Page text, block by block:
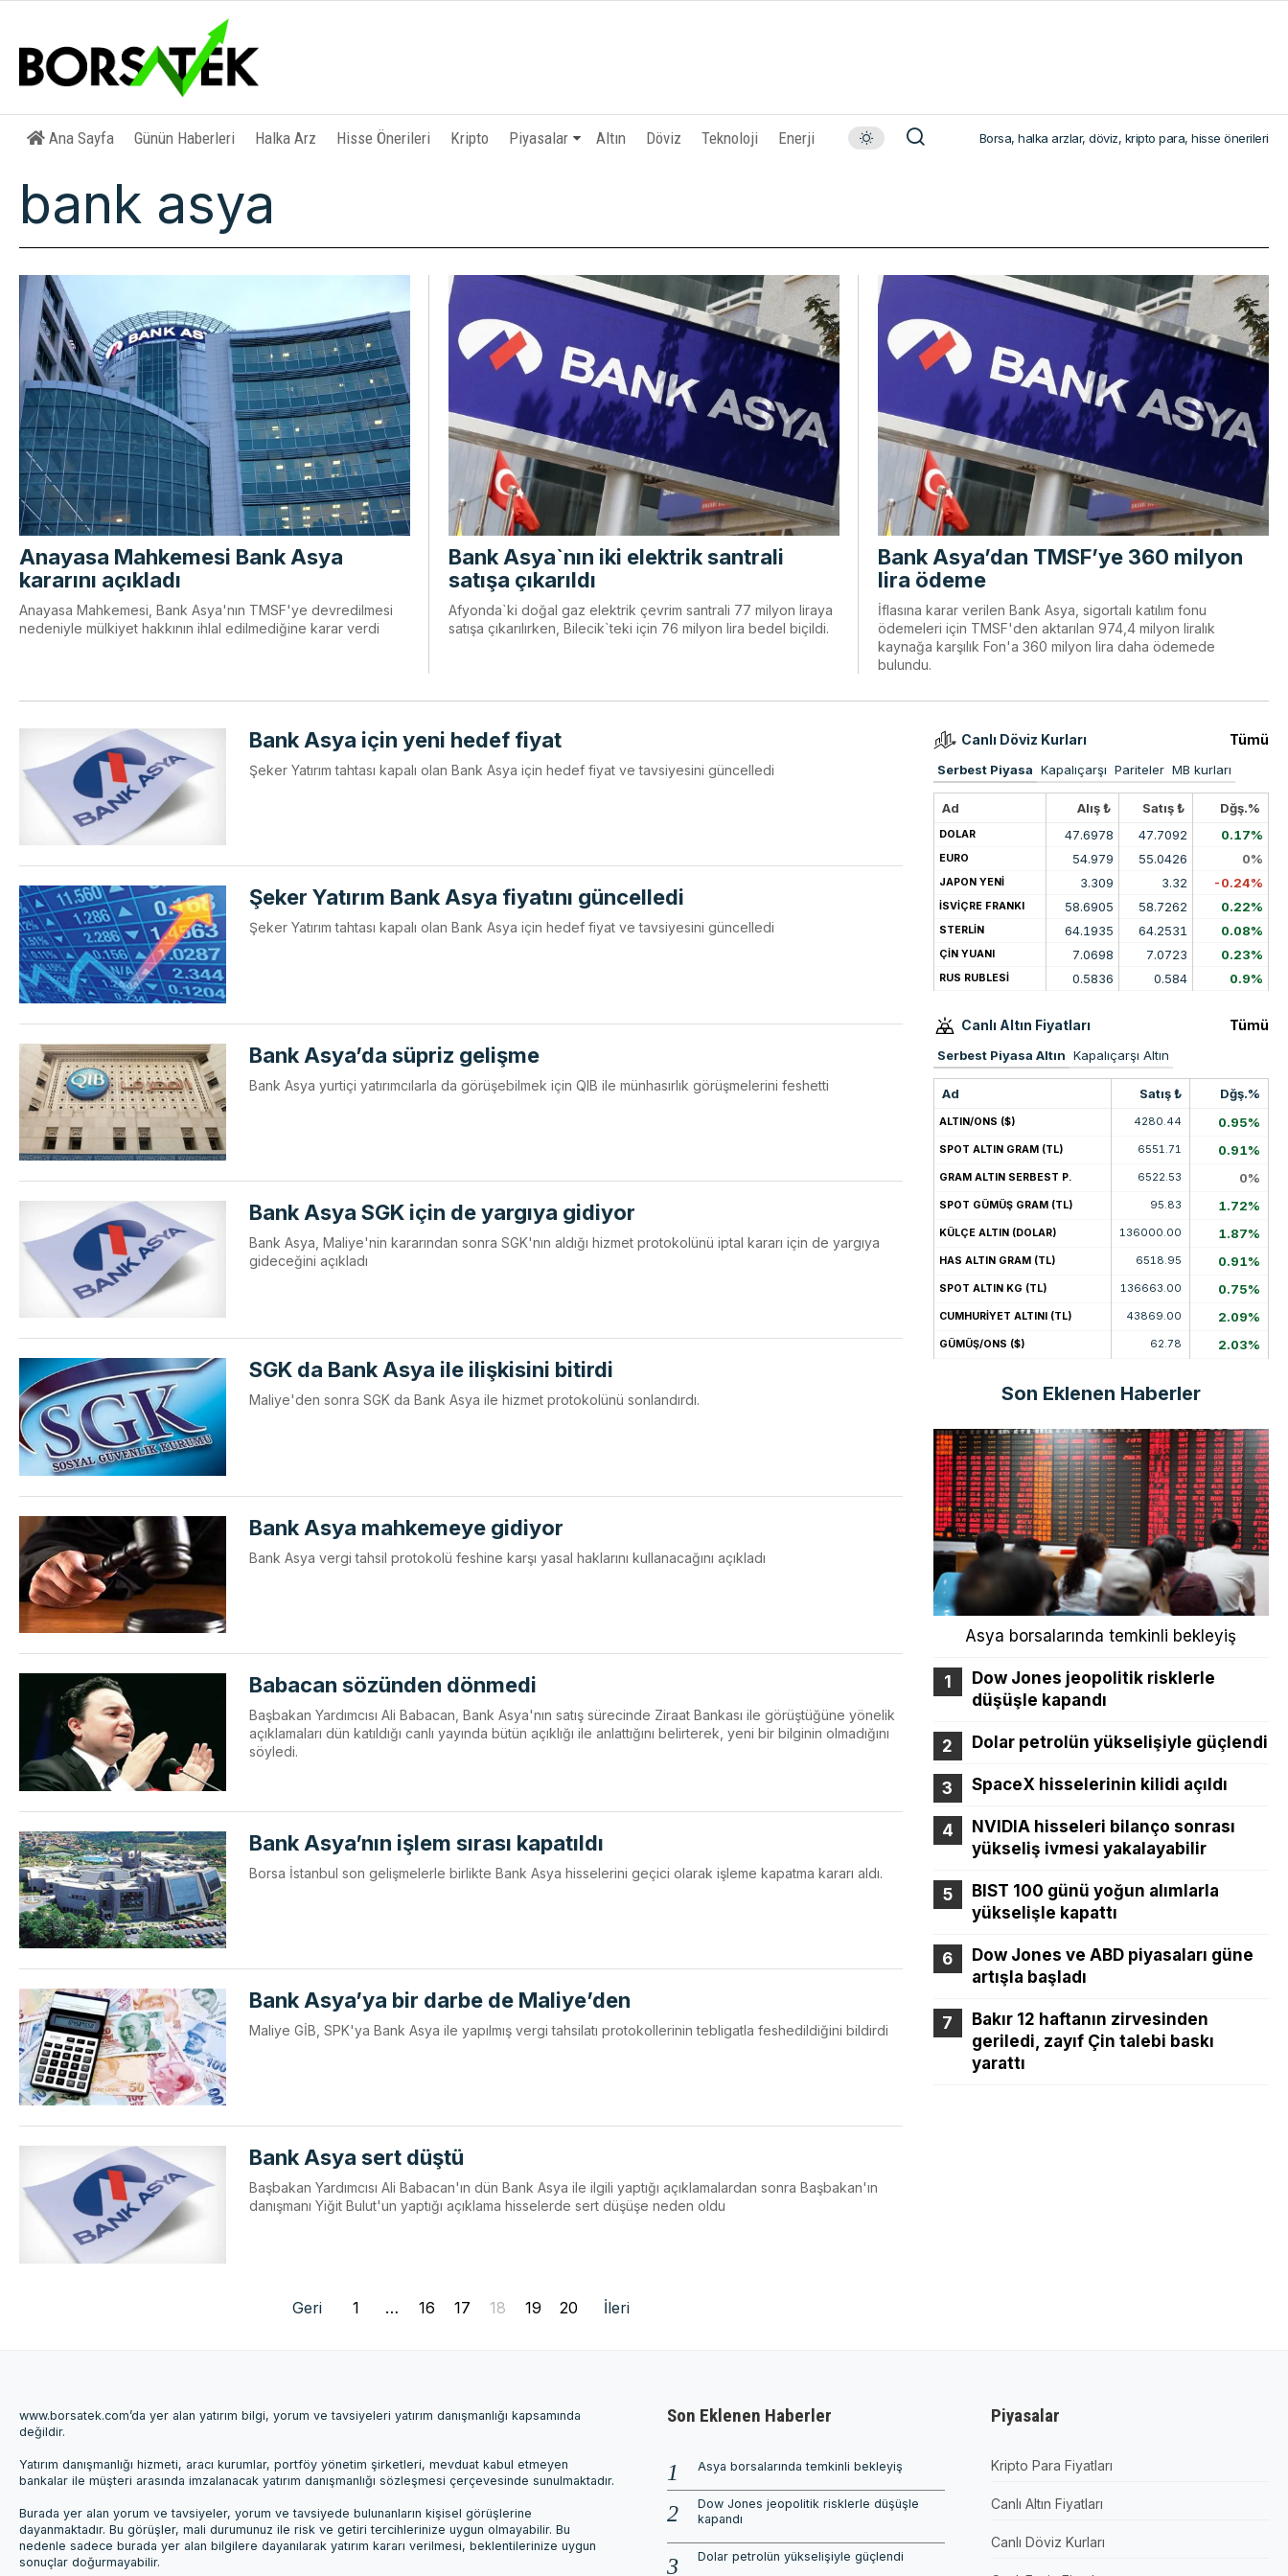
Ana Sayfa Günün Haberleri Halka Arz Hisse Önerileri Kripto Piyasalar Altın Döviz Teknoloji Enerji Borsa, halka arzlar, döviz, kripto para, hisse önerileri
bank asya
Anayasa Mahkemesi Bank Asya
kararını açıkladı
Anayasa Mahkemesi, Bank Asya'nın TMSF'ye devredilmesi
nedeniyle mülkiyet hakkının ihlal edilmediğine karar verdi
Bank Asya`nın iki elektrik santrali
satışa çıkarıldı
Afyonda`ki doğal gaz elektrik çevrim santrali 77 milyon liraya
satışa çıkarılırken, Bilecik`teki için 76 milyon lira bedel biçildi.
Bank Asya’dan TMSF’ye 360 milyon
lira ödeme
İflasına karar verilen Bank Asya, sigortalı katılım fonu
ödemeleri için TMSF'den aktarılan 974,4 milyon liralık
kaynağa karşılık Fon'a 360 milyon lira daha ödemede
bulundu.
Bank Asya için yeni hedef fiyat
Şeker Yatırım tahtası kapalı olan Bank Asya için hedef fiyat ve tavsiyesini güncelledi
Şeker Yatırım Bank Asya fiyatını güncelledi
Şeker Yatırım tahtası kapalı olan Bank Asya için hedef fiyat ve tavsiyesini güncelledi
Bank Asya’da süpriz gelişme
Bank Asya yurtiçi yatırımcılarla da görüşebilmek için QIB ile münhasırlık görüşmelerini feshetti
Bank Asya SGK için de yargıya gidiyor
Bank Asya, Maliye'nin kararından sonra SGK'nın aldığı hizmet protokolünü iptal kararı için de yargıya
gideceğini açıkladı
SGK da Bank Asya ile ilişkisini bitirdi
Maliye'den sonra SGK da Bank Asya ile hizmet protokolünü sonlandırdı.
Bank Asya mahkemeye gidiyor
Bank Asya vergi tahsil protokolü feshine karşı yasal haklarını kullanacağını açıkladı
Babacan sözünden dönmedi
Başbakan Yardımcısı Ali Babacan, Bank Asya'nın satış sürecinde Ziraat Bankası ile görüştüğüne yönelik
açıklamaları dün katıldığı canlı yayında bütün açıklığı ile anlattığını belirterek, yeni bir bilginin olmadığını
söyledi.
Bank Asya’nın işlem sırası kapatıldı
Borsa İstanbul son gelişmelerle birlikte Bank Asya hisselerini geçici olarak işleme kapatma kararı aldı.
Bank Asya’ya bir darbe de Maliye’den
Maliye GİB, SPK'ya Bank Asya ile yapılmış vergi tahsilatı protokollerinin tebligatla feshedildiğini bildirdi
Bank Asya sert düştü
Başbakan Yardımcısı Ali Babacan'ın dün Bank Asya ile ilgili yaptığı açıklamalardan sonra Başbakan'ın
danışmanı Yiğit Bulut'un yaptığı açıklama hisselerde sert düşüşe neden oldu
Geri 1 … 16 17 18 19 20 İleri
Canlı Döviz Kurları Tümü
Serbest Piyasa Kapalıçarşı Pariteler MB kurları
Ad Alış ₺ Satış ₺ Dğş.%
DOLAR 47.6978 47.7092 0.17%
EURO 54.979 55.0426 0%
JAPON YENİ 3.309 3.32 -0.24%
İSVİÇRE FRANKI 58.6905 58.7262 0.22%
STERLİN 64.1935 64.2531 0.08%
ÇİN YUANI 7.0698 7.0723 0.23%
RUS RUBLESİ 0.5836 0.584 0.9%
Canlı Altın Fiyatları Tümü
Serbest Piyasa Altın Kapalıçarşı Altın
Ad Satış ₺ Dğş.%
ALTIN/ONS ($) 4280.44 0.95%
SPOT ALTIN GRAM (TL) 6551.71 0.91%
GRAM ALTIN SERBEST P. 6522.53 0%
SPOT GÜMÜŞ GRAM (TL) 95.83 1.72%
KÜLÇE ALTIN (DOLAR) 136000.00 1.87%
HAS ALTIN GRAM (TL) 6518.95 0.91%
SPOT ALTIN KG (TL) 136663.00 0.75%
CUMHURİYET ALTINI (TL) 43869.00 2.09%
GÜMÜŞ/ONS ($) 62.78 2.03%
Son Eklenen Haberler
Asya borsalarında temkinli bekleyiş
Dow Jones jeopolitik risklerle
düşüşle kapandı
Dolar petrolün yükselişiyle güçlendi
SpaceX hisselerinin kilidi açıldı
NVIDIA hisseleri bilanço sonrası
yükseliş ivmesi yakalayabilir
BIST 100 günü yoğun alımlarla
yükselişle kapattı
Dow Jones ve ABD piyasaları güne
artışla başladı
Bakır 12 haftanın zirvesinden
geriledi, zayıf Çin talebi baskı
yarattı
www.borsatek.com’da yer alan yatırım bilgi, yorum ve tavsiyeleri yatırım danışmanlığı kapsamında
değildir.
Yatırım danışmanlığı hizmeti, aracı kurumlar, portföy yönetim şirketleri, mevduat kabul etmeyen
bankalar ile müşteri arasında imzalanacak yatırım danışmanlığı sözleşmesi çerçevesinde sunulmaktadır.
Burada yer alan yorum ve tavsiyeler, yorum ve tavsiyede bulunanların kişisel görüşlerine
dayanmaktadır. Bu görüşler, mali durumunuz ile risk ve getiri tercihlerinize uygun olmayabilir. Bu
nedenle sadece burada yer alan bilgilere dayanılarak yatırım kararı verilmesi, beklentilerinize uygun
sonuçlar doğurmayabilir.
Son Eklenen Haberler
Asya borsalarında temkinli bekleyiş
Dow Jones jeopolitik risklerle düşüşle
kapandı
Dolar petrolün yükselişiyle güçlendi
Piyasalar
Kripto Para Fiyatları
Canlı Altın Fiyatları
Canlı Döviz Kurları